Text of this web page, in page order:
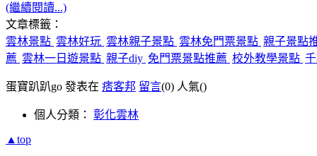
(繼續閱讀...)
文章標籤：
雲林景點 雲林好玩 雲林親子景點 雲林免門票景點 親子景點
薦 雲林一日遊景點 親子diy 免門票景點推薦 校外教學景點
蛋寶趴趴go 發表在 痞客邦 留言(0) 人氣()
個人分類： 彰化雲林
▲top